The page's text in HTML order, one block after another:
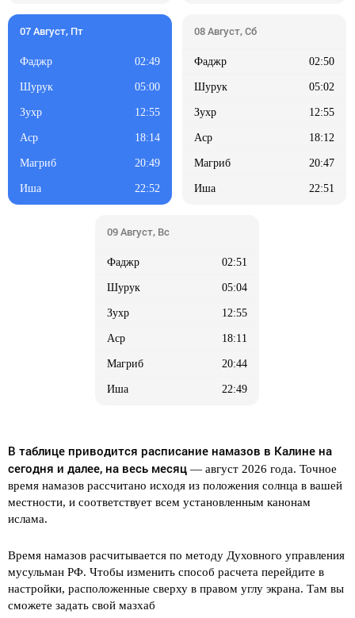
02:49
05:00
12:55
18:14
20:49
22:52
02:50
05:02
12:55
18:12
20:47
22:51
02:51
05:04
12:55
18:11
20:44
22:49
В таблице приводится расписание намазов в Калине на
сегодня и далее, на весь месяц — август 2026 года. Точное
время намазов рассчитано исходя из положения солнца в вашей
местности, и соответствует всем установленным канонам
ислама.
Время намазов расчитывается по методу Духовного управления
мусульман РФ. Чтобы изменить способ расчета перейдите в
настройки, расположенные сверху в правом углу экрана. Там вы
сможете задать свой мазхаб